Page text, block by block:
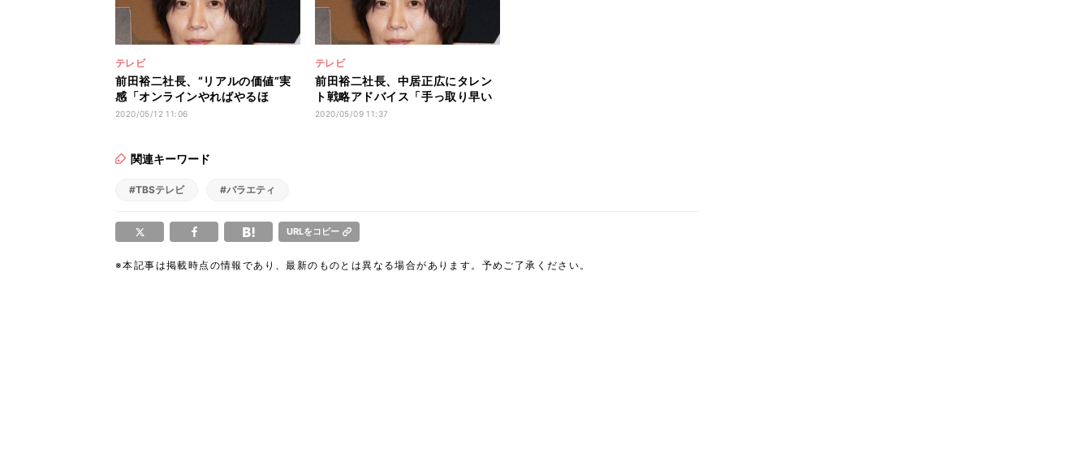
テレビ
前田裕二社長、“リアルの価値”実
感「オンラインやればやるほ
ど…」
2020/05/12 11:06
テレビ
前田裕二社長、中居正広にタレン
ト戦略アドバイス「手っ取り早い
のが…」
2020/05/09 11:37
関連キーワード
#TBSテレビ #バラエティ
URLをコピー
※本記事は掲載時点の情報であり、最新のものとは異なる場合があります。予めご了承ください。